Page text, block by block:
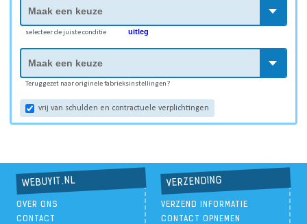
selecteer de juiste conditie uitleg
Teruggezet naar originele fabrieksinstellingen?
vrij van schulden en contractuele verplichtingen
WEBUYIT.NL
OVER ONS
CONTACT
VERZENDING
VERZEND INFORMATIE
CONTACT OPNEMEN